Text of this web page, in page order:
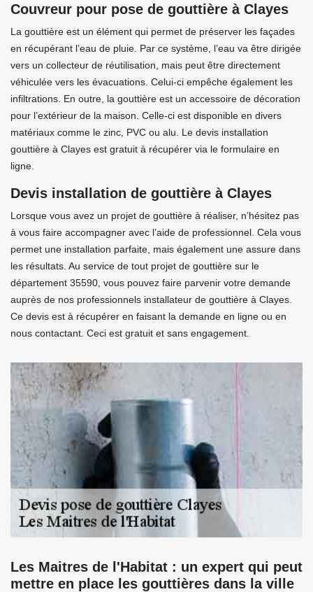
Couvreur pour pose de gouttière à Clayes
La gouttière est un élément qui permet de préserver les façades
en récupérant l’eau de pluie. Par ce système, l’eau va être dirigée
vers un collecteur de réutilisation, mais peut être directement
véhiculée vers les évacuations. Celui-ci empêche également les
infiltrations. En outre, la gouttière est un accessoire de décoration
pour l’extérieur de la maison. Celle-ci est disponible en divers
matériaux comme le zinc, PVC ou alu. Le devis installation
gouttière à Clayes est gratuit à récupérer via le formulaire en
ligne.
Devis installation de gouttière à Clayes
Lorsque vous avez un projet de gouttière à réaliser, n’hésitez pas
à vous faire accompagner avec l’aide de professionnel. Cela vous
permet une installation parfaite, mais également une assure dans
les résultats. Au service de tout projet de gouttière sur le
département 35590, vous pouvez faire parvenir votre demande
auprès de nos professionnels installateur de gouttière à Clayes.
Ce devis est à récupérer en faisant la demande en ligne ou en
nous contactant. Ceci est gratuit et sans engagement.
Les Maitres de l'Habitat : un expert qui peut
mettre en place les gouttières dans la ville